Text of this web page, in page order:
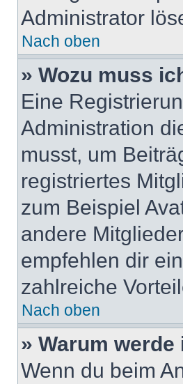
Administrator
Nach oben
» Wozu muss
Eine
Administration
musst, um
registriertes
zum Beispiel
andere
empfehlen dir
zahlreiche
Nach oben
» Warum
Wenn du beim